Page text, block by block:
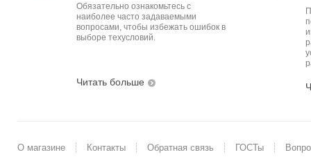
Обязательно ознакомьтесь с
наиболее часто задаваемыми
вопросами, чтобы избежать ошибок в
выборе техусловий.
Читать больше
О магазине Контакты Обратная связь ГОСТы